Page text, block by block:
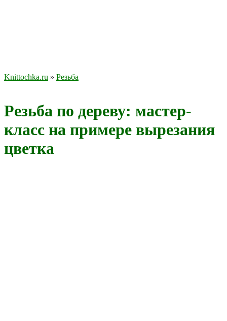
Knittochka.ru » Резьба
Резьба по дереву: мастер-
класс на примере вырезания
цветка